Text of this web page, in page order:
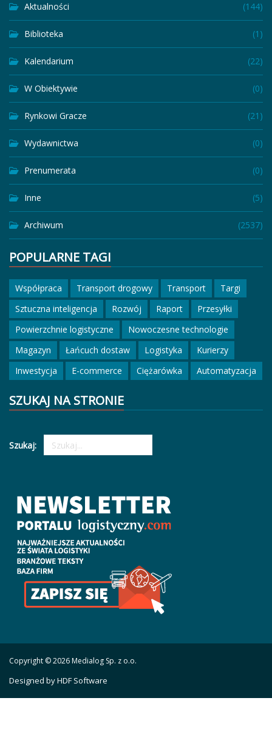
Aktualności (144)
Biblioteka (1)
Kalendarium (22)
W Obiektywie (0)
Rynkowi Gracze (21)
Wydawnictwa (0)
Prenumerata (0)
Inne (5)
Archiwum (2537)
POPULARNE TAGI
Współpraca Transport drogowy Transport
Targi
Sztuczna inteligencja
Rozwój Raport
Przesyłki
Powierzchnie logistyczne
Nowoczesne technologie
Magazyn
Łańcuch dostaw Logistyka
Kurierzy
Inwestycja
E-commerce Ciężarówka Automatyzacja
SZUKAJ NA STRONIE
Szukaj:
Copyright © 2026 Medialog Sp. z o.o.
Designed by HDF Software